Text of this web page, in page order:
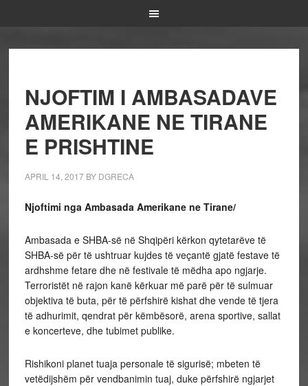
NJOFTIM I AMBASADAVE
AMERIKANE NE TIRANE
E PRISHTINE
APRIL 14, 2017BY DGRECA
Njoftimi nga Ambasada Amerikane ne Tirane/
Ambasada e SHBA-së në Shqipëri kërkon qytetarëve të
SHBA-së për të ushtruar kujdes të veçantë gjatë festave të
ardhshme fetare dhe në festivale të mëdha apo ngjarje.
Terroristët në rajon kanë kërkuar më parë për të sulmuar
objektiva të buta, për të përfshirë kishat dhe vende të tjera
të adhurimit, qendrat për këmbësorë, arena sportive, sallat
e koncerteve, dhe tubimet publike.
Rishikoni planet tuaja personale të sigurisë; mbeten të
vetëdijshëm për vendbanimin tuaj, duke përfshirë ngjarjet